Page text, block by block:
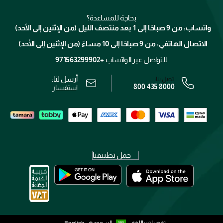
الإرجاع
برنامج الولاء ميوز
الوظائف
الشروط و الأحكام
رقم السجل التجاري: 7013320481 — صادر من وزارة التجارة
بحاجة للمساعدة؟
واتساب: من 9 صباحًا إلى 1 بعد منتصف الليل (من الإثنين إلى الأحد)
الاتصال الهاتفي: من 9 صباحًا إلى 10 مساءً (من الإثنين إلى الأحد)
للتواصل عبر الواتساب +971563299902
اتصل بنا:
800 435 8000
أرسل لنا:
استفسار
حمل تطبيقنا